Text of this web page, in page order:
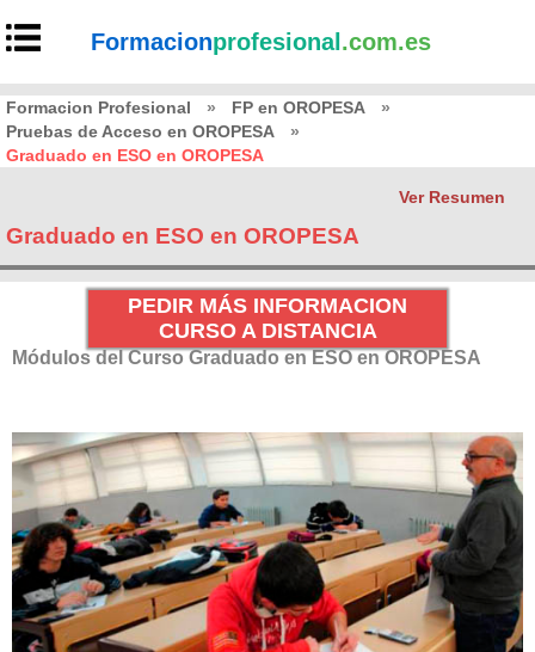
Formacionprofesional .com.es
Formacion Profesional » FP en OROPESA
»
Pruebas de Acceso en OROPESA
»
Graduado en ESO en OROPESA
Ver Resumen
Graduado en ESO en OROPESA
PEDIR MÁS INFORMACION
CURSO A DISTANCIA
Módulos del Curso Graduado en ESO en OROPESA